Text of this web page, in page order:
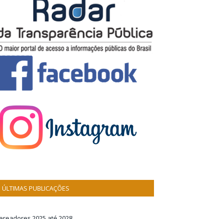
ÚLTIMAS PUBLICAÇÕES